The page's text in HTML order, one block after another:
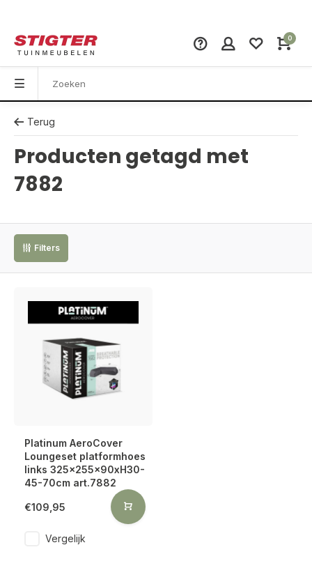
0
Terug
Producten getagd met
7882
Filters
Platinum AeroCover
Loungeset platformhoes
links 325x255x90xH30-
45-70cm art.7882
€109,95
Vergelijk